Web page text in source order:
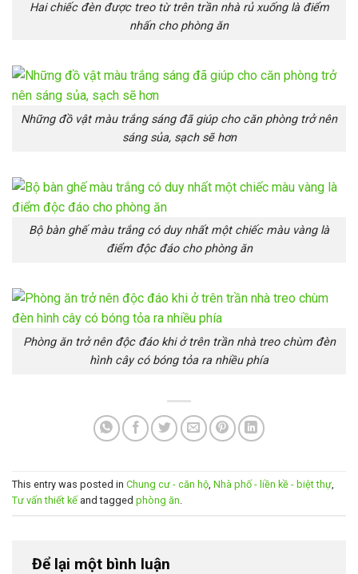
Hai chiếc đèn được treo từ trên trần nhà rủ xuống là điểm
nhấn cho phòng ăn
Những đồ vật màu trắng sáng đã giúp cho căn phòng trở nên
sáng sủa, sạch sẽ hơn
Bộ bàn ghế màu trắng có duy nhất một chiếc màu vàng là
điểm độc đáo cho phòng ăn
Phòng ăn trở nên độc đáo khi ở trên trần nhà treo chùm đèn
hình cây có bóng tỏa ra nhiều phía
This entry was posted in Chung cư - căn hộ, Nhà phố - liền kề - biệt thự,
Tư vấn thiết kế and tagged phòng ăn.
Để lại một bình luận